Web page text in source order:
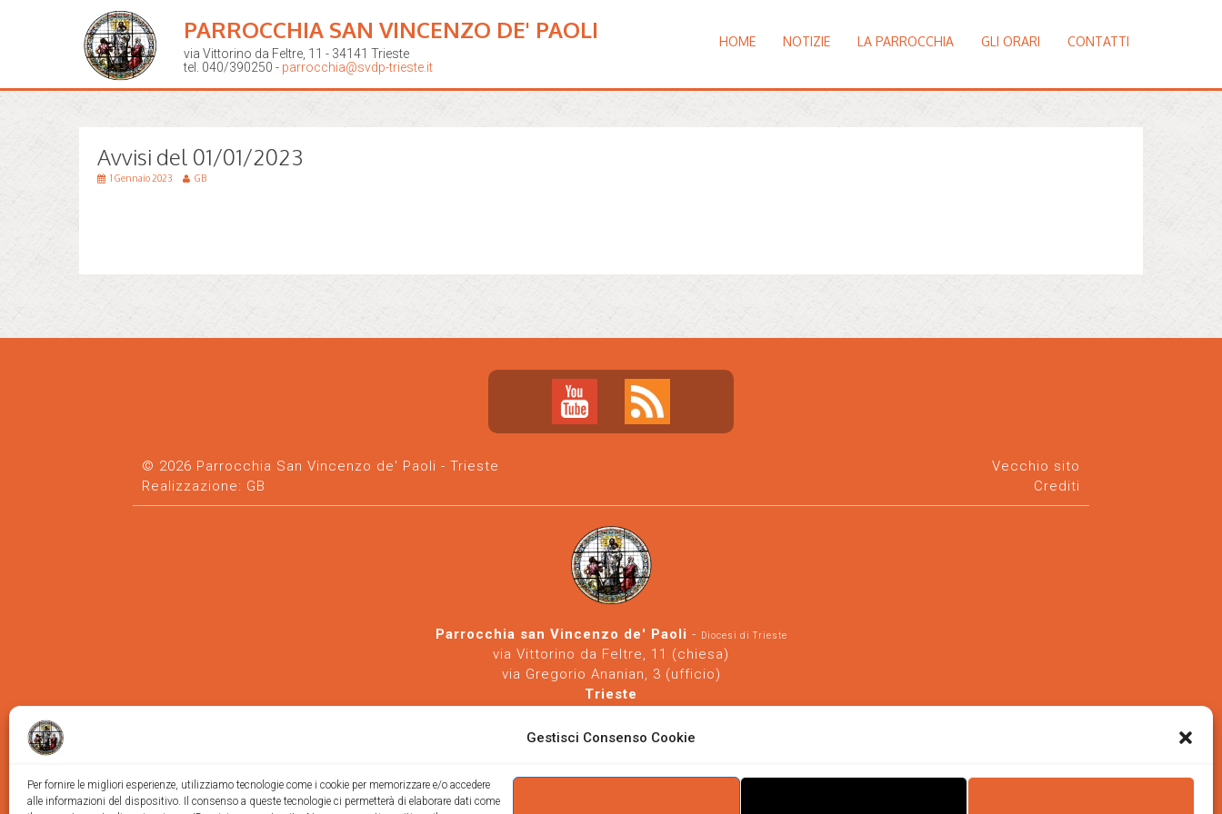
Gestisci Consenso Cookie
Per fornire le migliori esperienze, utilizziamo tecnologie come i cookie per memorizzare e/o accedere
alle informazioni del dispositivo. Il consenso a queste tecnologie ci permetterà di elaborare dati come
PARROCCHIA SAN VINCENZO DE' PAOLI
via Vittorino da Feltre, 11 - 34141 Trieste
tel. 040/390250 - parrocchia@svdp-trieste.it
HOME NOTIZIE LA PARROCCHIA GLI ORARI CONTATTI
Avvisi del 01/01/2023
1 Gennaio 2023 GB
© 2026 Parrocchia San Vincenzo de' Paoli - Trieste
Realizzazione: GB
Vecchio sito
Crediti
Parrocchia san Vincenzo de' Paoli - Diocesi di Trieste
via Vittorino da Feltre, 11 (chiesa)
via Gregorio Ananian, 3 (ufficio)
Trieste
https://www.svdp-trieste.it-parrocchia@svdp-trieste.it
Informativa privacy-Informativa cookie